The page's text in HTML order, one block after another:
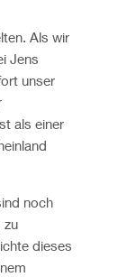
Als wir
Jens
unser
als einer
noch
zu
dieses